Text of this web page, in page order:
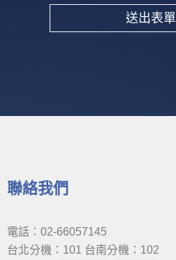
送出表單
聯絡我們
電話：02-66057145
台北分機：101 台南分機：102